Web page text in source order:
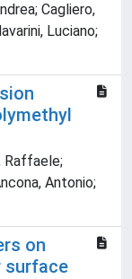
Cagliero,
Luciano;
Raffaele;
Antonio;
on
surface